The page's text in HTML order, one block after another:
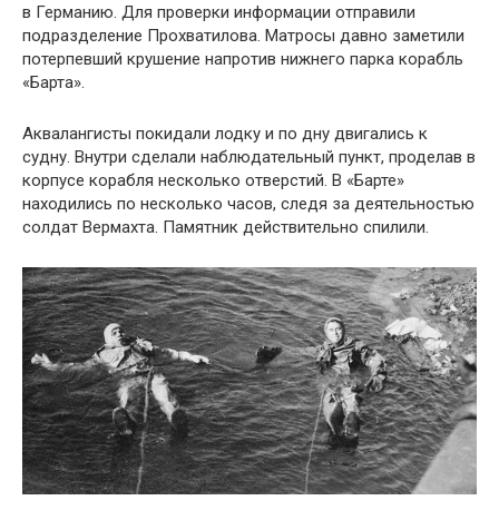
в Германию. Для проверки информации отправили
подразделение Прохватилова. Матросы давно заметили
потерпевший крушение напротив нижнего парка корабль
«Барта».
Аквалангисты покидали лодку и по дну двигались к
судну. Внутри сделали наблюдательный пункт, проделав в
корпусе корабля несколько отверстий. В «Барте»
находились по несколько часов, следя за деятельностью
солдат Вермахта. Памятник действительно спилили.